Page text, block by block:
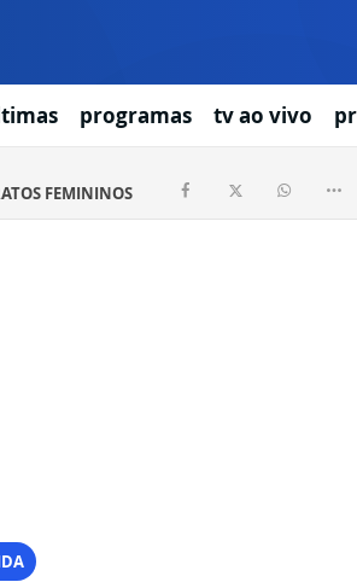
programas tv ao vivo
FEMININOS